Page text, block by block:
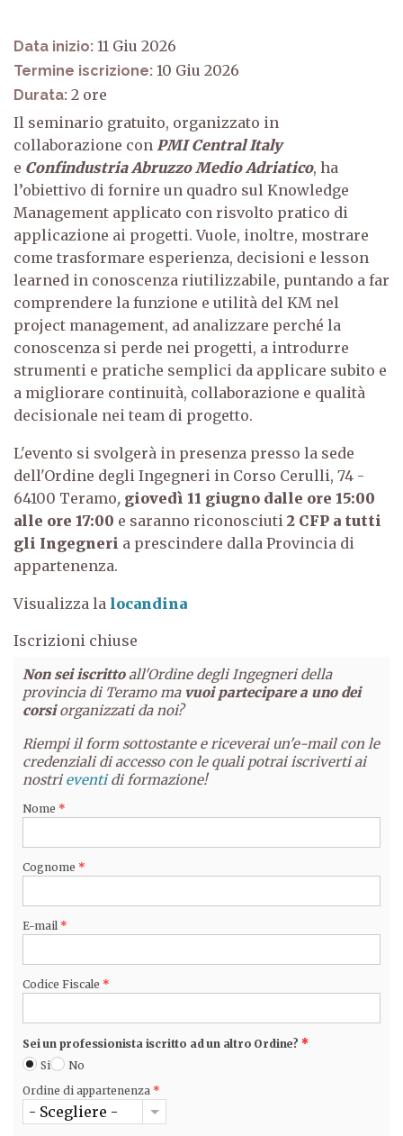
Data inizio: 11 Giu 2026
Termine iscrizione: 10 Giu 2026
Durata: 2
Il seminario gratuito, organizzato in
collaborazione con PMI Central Italy
e Confindustria Abruzzo Medio Adriatico, ha
l’obiettivo di fornire un quadro sul Knowledge
Management applicato con risvolto pratico di
applicazione ai progetti. Vuole, inoltre, mostrare
come trasformare esperienza, decisioni e lesson
learned in conoscenza riutilizzabile, puntando a far
comprendere la funzione e utilità del KM nel
project management, ad analizzare perché la
conoscenza si perde nei progetti, a introdurre
strumenti e pratiche semplici da applicare subito e
a migliorare continuità, collaborazione e qualità
decisionale nei team di progetto.
L'evento si svolgerà in presenza presso la sede
dell'Ordine degli Ingegneri in Corso Cerulli, 74 -
64100 Teramo, giovedì 11 giugno dalle ore 15:00
alle ore 17:00 e saranno riconosciuti 2 CFP a tutti
gli Ingegneri a prescindere dalla Provincia di
appartenenza.
Visualizza la locandina
Iscrizioni chiuse
Non sei iscrittoall'Ordine degli Ingegneri della
provincia di Teramo ma vuoi partecipare a uno dei
corsiorganizzati da noi?
Riempi il form sottostante e riceverai un'e-mail con le
credenziali di accesso con le quali potrai iscriverti ai
nostrieventidi formazione!
Nome *
Cognome *
E-mail *
Codice Fiscale *
Sei un professionista iscritto ad un altro Ordine? *
Si
No
Ordine di appartenenza *
- Scegliere -